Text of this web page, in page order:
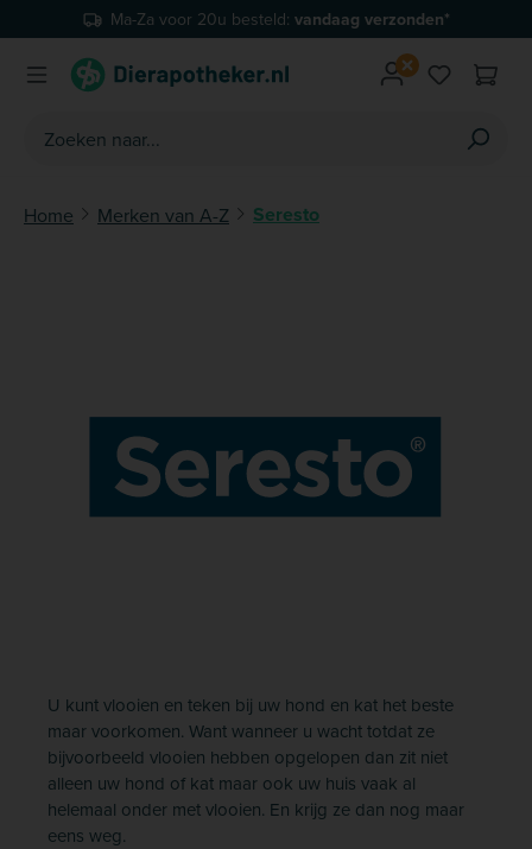
Ga naar de hoofdinhoudMa-Za voor 20u besteld: vandaag verzonden*
Je hebt
Home Merken van A-Z Seresto
U kunt vlooien en teken bij uw hond en kat het beste
maar voorkomen. Want wanneer u wacht totdat ze
bijvoorbeeld vlooien hebben opgelopen dan zit niet
alleen uw hond of kat maar ook uw huis vaak al
helemaal onder met vlooien. En krijg ze dan nog maar
eens weg.